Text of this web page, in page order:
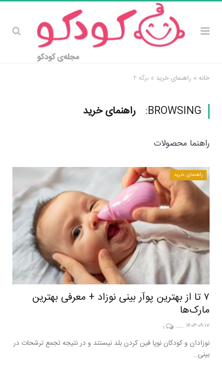
خانه » راهنمای خرید » برگه ۲
BROWSING: راهنمای خرید
راهنما محصولات
راهنمای خرید
۷ تا از بهترین پوآر بینی نوزاد + معرفی بهترین
مارک‌ها
۱۴۰۳-۰۹-۱۷
نوزادان و کودکان نوپا فین کردن بلد نیستند و در نتیجه تجمع ترشحات در
بینی…